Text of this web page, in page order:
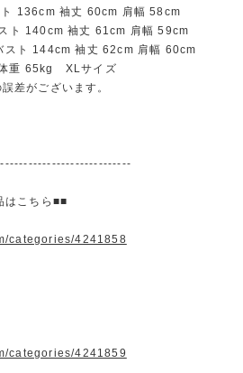
136cm 袖丈 60cm 肩幅 58cm
ト 140cm 袖丈 61cm 肩幅 59cm
ト 144cm 袖丈 62cm 肩幅 60cm
重 65kg XLサイズ
差がございます。
はこちら■■
categories/4241858
categories/4241859